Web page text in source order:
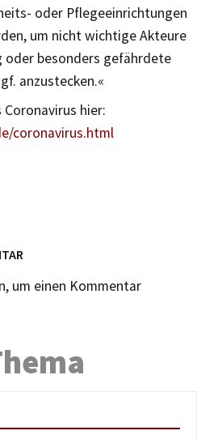
oder Pflegeeinrichtungen
um nicht wichtige Akteure
oder besonders gefährdete
anzustecken.«
hier:
coronavirus.html
um einen Kommentar